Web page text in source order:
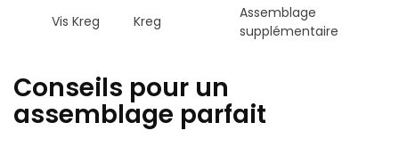
Vis Kreg
Kreg
Assemblage
supplémentaire
Conseils pour un
assemblage parfait